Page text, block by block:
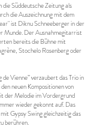
Süddeutsche Zeitung als
die Auszeichnung mit dem
ist Diknu Schneeberger in der
Munde. Der Ausnahmegitarrist
bereits die Bühne mit
Stochelo Rosenberg oder
Vienne” verzaubert das Trio in
neuen Kompositionen von
der Melodie im Vordergrund
wieder gekonnt auf. Das
Gypsy Swing gleichzeitig das
berühren.